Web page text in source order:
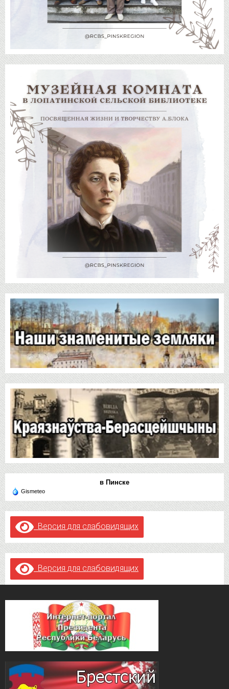
в Пинске
Gismeteo
Версия для слабовидящих
Версия для слабовидящих